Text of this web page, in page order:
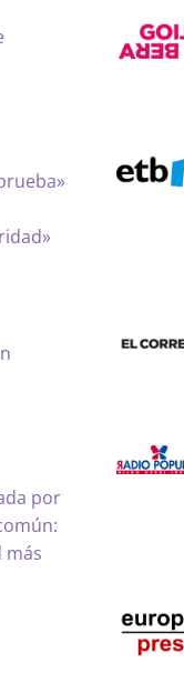
por
más